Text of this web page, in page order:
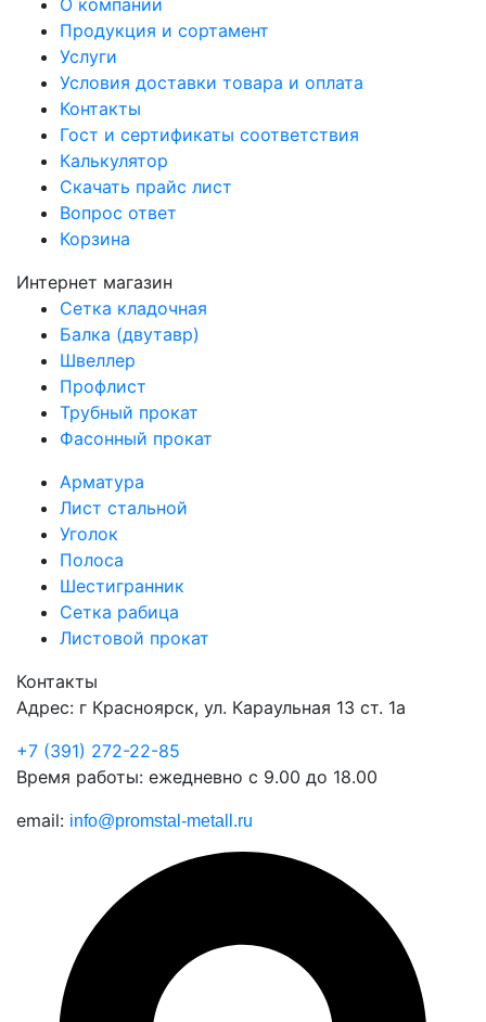
Продукция и сортамент
Услуги
Условия доставки товара и оплата
Контакты
Гост и сертификаты соответствия
Калькулятор
Скачать прайс лист
Вопрос ответ
Корзина
Интернет магазин
Сетка кладочная
Балка (двутавр)
Швеллер
Профлист
Трубный прокат
Фасонный прокат
Арматура
Лист стальной
Уголок
Полоса
Шестигранник
Сетка рабица
Листовой прокат
Контакты
Адрес: г Красноярск, ул. Караульная 13 ст. 1а
+7 (391) 272-22-85
Время работы: ежедневно с 9.00 до 18.00
email: info@promstal-metall.ru